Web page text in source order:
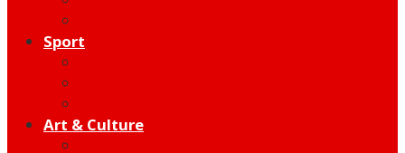
Sport
Art & Culture